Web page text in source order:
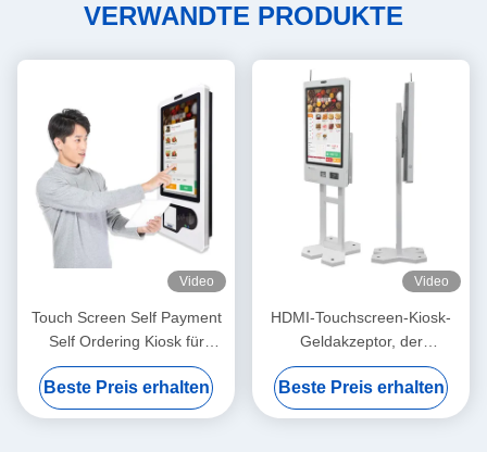
VERWANDTE PRODUKTE
Video
Touch Screen Self Payment
Self Ordering Kiosk für
McDonald's KFC Restaurant
Beste Preis erhalten
Video
HDMI-Touchscreen-Kiosk-
Geldakzeptor, der
Selbstbedienungs-
Zahlungsautomat bestellt
Beste Preis erhalten